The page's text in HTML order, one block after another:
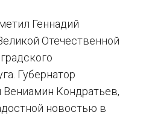
Геннадий
Отечественной
Губернатор
Вениамин Кондратьев,
новостью в